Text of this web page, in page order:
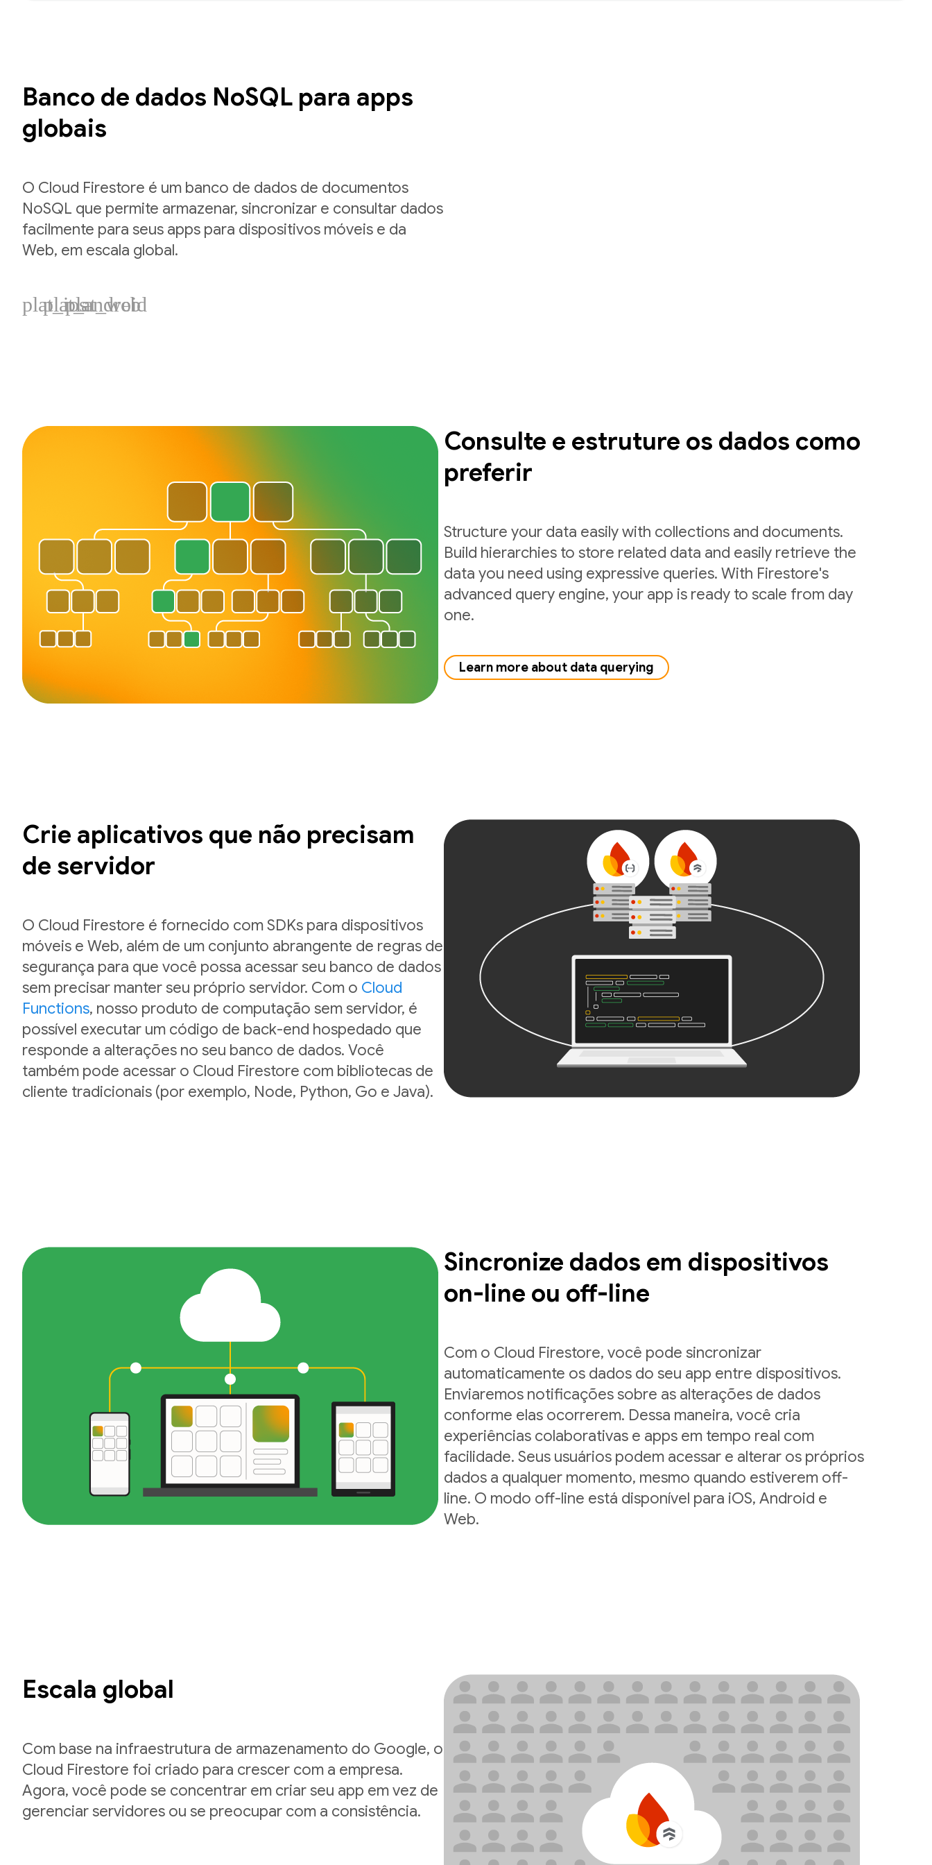
Banco de dados NoSQL para apps
globais
O Cloud Firestore é um banco de dados de documentos
NoSQL que permite armazenar, sincronizar e consultar dados
facilmente para seus apps para dispositivos móveis e da
Web, em escala global.
plat_ios
plat_android
plat_web
Consulte e estruture os dados como
preferir
Structure your data easily with collections and documents.
Build hierarchies to store related data and easily retrieve the
data you need using expressive queries. With Firestore's
advanced query engine, your app is ready to scale from day
one.
Learn more about data querying
Crie aplicativos que não precisam
de servidor
O Cloud Firestore é fornecido com SDKs para dispositivos
móveis e Web, além de um conjunto abrangente de regras de
segurança para que você possa acessar seu banco de dados
sem precisar manter seu próprio servidor. Com o Cloud
Functions, nosso produto de computação sem servidor, é
possível executar um código de back-end hospedado que
responde a alterações no seu banco de dados. Você
também pode acessar o Cloud Firestore com bibliotecas de
cliente tradicionais (por exemplo, Node, Python, Go e Java).
Sincronize dados em dispositivos
on-line ou off-line
Com o Cloud Firestore, você pode sincronizar
automaticamente os dados do seu app entre dispositivos.
Enviaremos notificações sobre as alterações de dados
conforme elas ocorrerem. Dessa maneira, você cria
experiências colaborativas e apps em tempo real com
facilidade. Seus usuários podem acessar e alterar os próprios
dados a qualquer momento, mesmo quando estiverem off-
line. O modo off-line está disponível para iOS, Android e
Web.
Escala global
Com base na infraestrutura de armazenamento do Google, o
Cloud Firestore foi criado para crescer com a empresa.
Agora, você pode se concentrar em criar seu app em vez de
gerenciar servidores ou se preocupar com a consistência.